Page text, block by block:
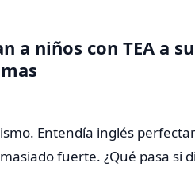
a niños con TEA a
Entendía inglés
fuerte. ¿Qué pasa si